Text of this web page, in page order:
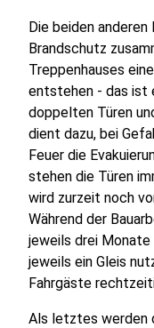
Die beiden
Brandschutz
Treppenhauses
entstehen - das ist
doppelten Türen
dient dazu, bei
Feuer die
stehen die Türen
wird zurzeit noch
Während der
jeweils drei Monate
jeweils ein Gleis
Fahrgäste
Als letztes werden